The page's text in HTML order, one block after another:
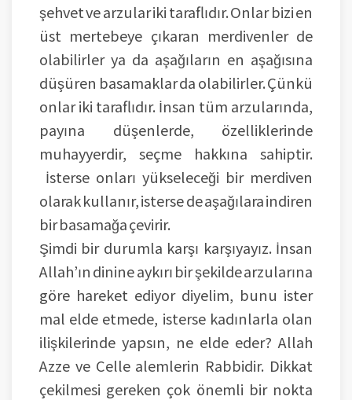
şehvet ve arzular iki taraflıdır. Onlar bizi en
üst mertebeye çıkaran merdivenler de
olabilirler ya da aşağıların en aşağısına
düşüren basamaklar da olabilirler. Çünkü
onlar iki taraflıdır. İnsan tüm arzularında,
payına düşenlerde, özelliklerinde
muhayyerdir, seçme hakkına sahiptir.
İsterse onları yükseleceği bir merdiven
olarak kullanır, isterse de aşağılara indiren
bir basamağa çevirir.
Şimdi bir durumla karşı karşıyayız. İnsan
Allah’ın dinine aykırı bir şekilde arzularına
göre hareket ediyor diyelim, bunu ister
mal elde etmede, isterse kadınlarla olan
ilişkilerinde yapsın, ne elde eder? Allah
Azze ve Celle alemlerin Rabbidir. Dikkat
çekilmesi gereken çok önemli bir nokta